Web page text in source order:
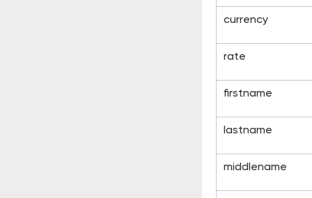
currency
rate
firstname
lastname
middlename